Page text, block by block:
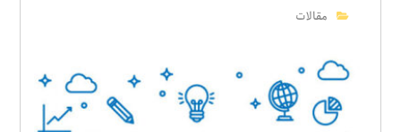
مقالات